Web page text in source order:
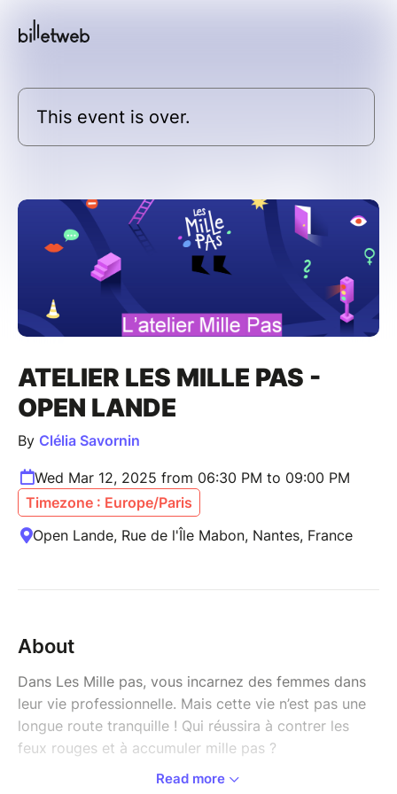
This event is over.
ATELIER LES MILLE PAS -
OPEN LANDE
By Clélia Savornin
Wed Mar 12, 2025 from 06:30 PM to 09:00 PM
Timezone : Europe/Paris
Open Lande, Rue de l'Île Mabon, Nantes, France
About
Dans Les Mille pas, vous incarnez des femmes dans
leur vie professionnelle. Mais cette vie n’est pas une
longue route tranquille ! Qui réussira à contrer les
feux rouges et à accumuler mille pas ?
Read more